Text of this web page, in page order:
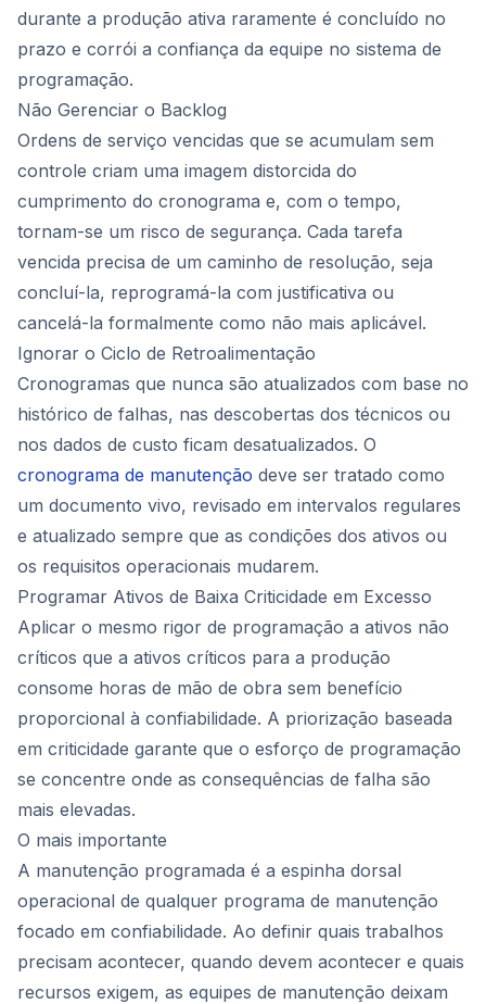
durante a produção ativa raramente é concluído no
prazo e corrói a confiança da equipe no sistema de
programação.
Não Gerenciar o Backlog
Ordens de serviço vencidas que se acumulam sem
controle criam uma imagem distorcida do
cumprimento do cronograma e, com o tempo,
tornam-se um risco de segurança. Cada tarefa
vencida precisa de um caminho de resolução, seja
concluí-la, reprogramá-la com justificativa ou
cancelá-la formalmente como não mais aplicável.
Ignorar o Ciclo de Retroalimentação
Cronogramas que nunca são atualizados com base no
histórico de falhas, nas descobertas dos técnicos ou
nos dados de custo ficam desatualizados. O
cronograma de manutenção deve ser tratado como
um documento vivo, revisado em intervalos regulares
e atualizado sempre que as condições dos ativos ou
os requisitos operacionais mudarem.
Programar Ativos de Baixa Criticidade em Excesso
Aplicar o mesmo rigor de programação a ativos não
críticos que a ativos críticos para a produção
consome horas de mão de obra sem benefício
proporcional à confiabilidade. A priorização baseada
em criticidade garante que o esforço de programação
se concentre onde as consequências de falha são
mais elevadas.
O mais importante
A manutenção programada é a espinha dorsal
operacional de qualquer programa de manutenção
focado em confiabilidade. Ao definir quais trabalhos
precisam acontecer, quando devem acontecer e quais
recursos exigem, as equipes de manutenção deixam